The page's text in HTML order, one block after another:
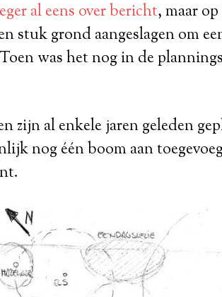
al eens over bericht, maar
stuk grond aangeslagen om
was het nog in de
zijn al enkele jaren geleden
nog één boom aan